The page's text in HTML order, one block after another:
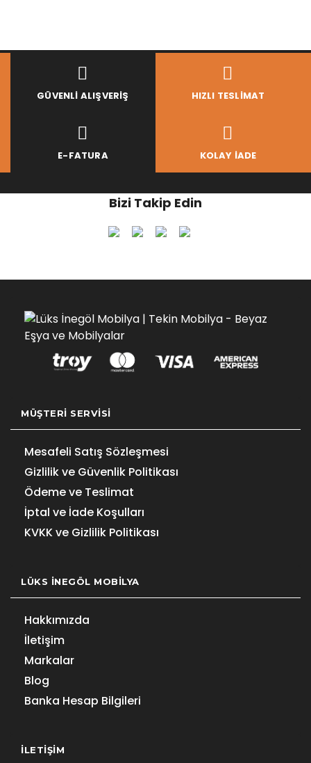
GÜVENLI ALIŞVERIŞ HIZLI TESLIMAT
E-FATURA KOLAY İADE
Bizi Takip Edin
MÜŞTERI SERVISI
Mesafeli Satış Sözleşmesi
Gizlilik ve Güvenlik Politikası
Ödeme ve Teslimat
İptal ve İade Koşulları
KVKK ve Gizlilik Politikası
LÜKS İNEGÖL MOBILYA
Hakkımızda
İletişim
Markalar
Blog
Banka Hesap Bilgileri
İLETIŞIM